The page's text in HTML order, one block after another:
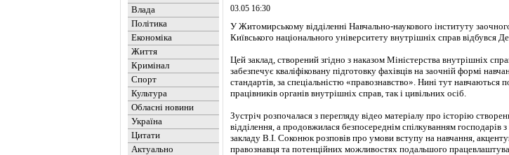
Влада
Політика
Економіка
Життя
Кримінал
Спорт
Культура
Обласні новини
Україна
Цитати
Актуально
03.05 16:30
У Житомирському відділенні Навчально-наукового інституту
Київського національного університету внутрішніх справ відбувся
Цей заклад, створений згідно з наказом Міністерства внутрішніх
забезпечує кваліфіковану підготовку фахівців на заочній формі
стандартів, за спеціальністю «правознавство». Нині тут навчаються
працівників органів внутрішніх справ, так і цивільних осіб.
Зустріч розпочалася з перегляду відео матеріалу про історію
відділення, а продовжилася безпосереднім спілкуванням господарів
закладу В.І. Соконюк розповів про умови вступу на навчання,
правознавця та потенційних можливостях подальшого